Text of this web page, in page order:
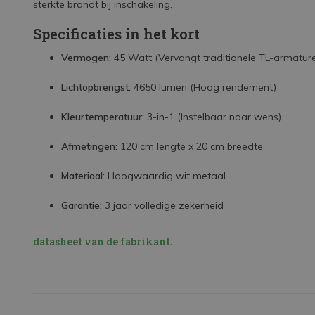
sterkte brandt bij inschakeling.
Specificaties in het kort
Vermogen: 45 Watt (Vervangt traditionele TL-
Lichtopbrengst: 4650 lumen (Hoog rendement)
Kleurtemperatuur: 3-in-1 (Instelbaar naar wens)
Afmetingen: 120 cm lengte x 20 cm breedte
Materiaal: Hoogwaardig wit metaal
Garantie: 3 jaar volledige zekerheid
datasheet van de fabrikant.